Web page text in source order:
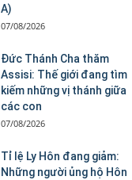
A)
07/08/2026
Đức Thánh Cha thăm
Assisi: Thế giới đang tìm
kiếm những vị thánh giữa
các con
07/08/2026
Tỉ lệ Ly Hôn đang giảm:
Những người ủng hộ Hôn